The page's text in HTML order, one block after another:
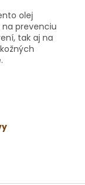
olej
prevenciu
tak aj na